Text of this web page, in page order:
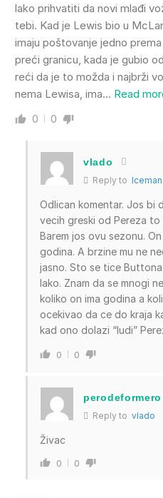
lako prihvatiti da novi mlađi
tebi. Kad je Lewis bio u
imaju poštovanje jedno
preći granicu, kada je gubio
reći da je to možda i najbrži
nema Lewisa, ima… Read
0 0
vlado
Reply to Iceman
Odlican komentar. Jos bi
vecih greski od Pereza
Barem jos ovu sezonu.
godina. A brzine mu ne
jasno. Sto se tice
lako. Znam da se mnogi
koliko on ima godina a
ocekivao da ce do kraja
kad ono dolazi “ludi”
0 0
perodeformero
Reply to vlado
Živac
0 0